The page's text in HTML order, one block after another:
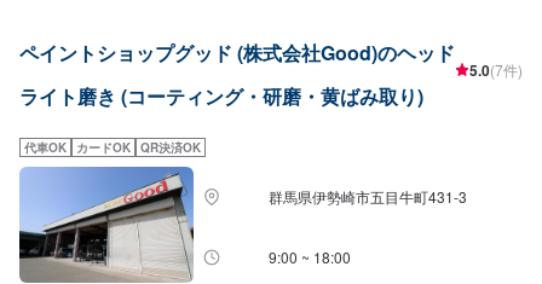
33,000円〜46,200円<営業時間・定休日>朝9時から夜7時まで営業中月曜定休
ペイントショップグッド (株式会社Good)のヘッド
ライト磨き (コーティング・研磨・黄ばみ取り)
5.0(7件)
代車OK カードOK QR決済OK
群馬県伊勢崎市五目牛町431-3
9:00 ~ 18:00